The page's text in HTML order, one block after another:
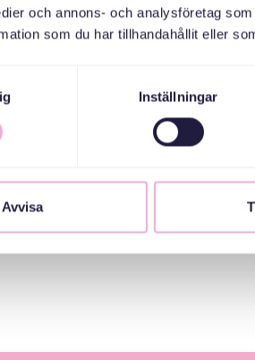
och annons- och analysföretag
som du har tillhandahållit eller
Inställningar
Avvisa